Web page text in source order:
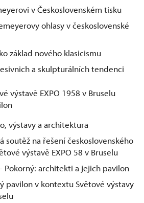
v Československém tisku
ohlasy v československé
základ nového klasicismu
a skulpturálních tendenci
výstavě EXPO 1958 v Bruselu
výstavy a architektura
soutěž na řešení československého
výstavě EXPO 58 v Bruselu
Pokorný: architekti a jejich pavilon
pavilon v kontextu Světové výstavy